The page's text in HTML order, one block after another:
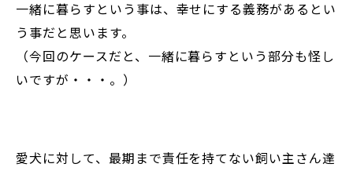
一緒に暮らすという事は、幸せにする義務があるとい
う事だと思います。
（今回のケースだと、一緒に暮らすという部分も怪し
いですが・・・。）
愛犬に対して、最期まで責任を持てない飼い主さん達